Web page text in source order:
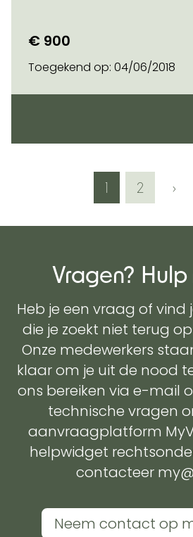
€ 900
Toegekend op: 04/06/2018
1 2 ›
Vragen?
Heb je een vraag of vind
die je zoekt niet terug
Onze medewerkers
klaar om je uit de nood
ons bereiken via e-mail
technische vragen
aanvraagplatform
helpwidget
contacteer
Neem contact op